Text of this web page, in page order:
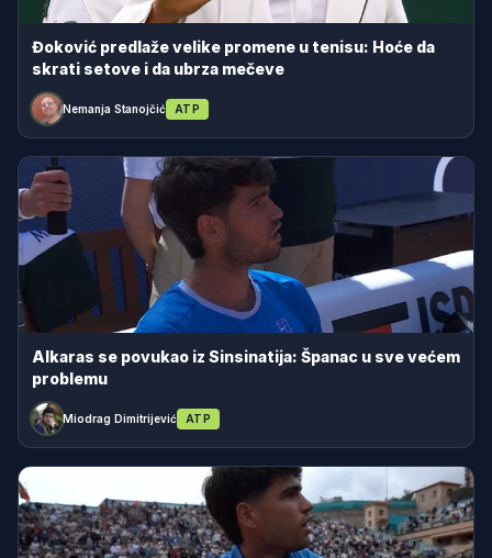
Đoković predlaže velike promene u tenisu: Hoće da
skrati setove i da ubrza mečeve
Nemanja Stanojčić ATP
Alkaras se povukao iz Sinsinatija: Španac u sve većem
problemu
Miodrag Dimitrijević ATP